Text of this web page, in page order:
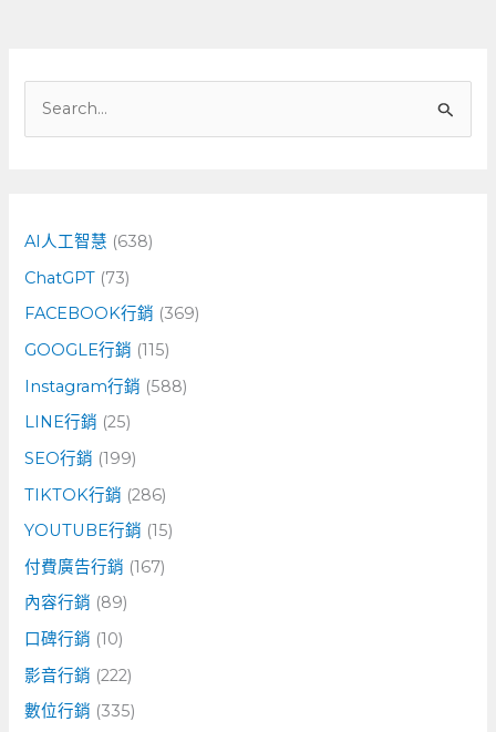
字
:
AI人工智慧 (638)
ChatGPT (73)
FACEBOOK行銷 (369)
GOOGLE行銷 (115)
Instagram行銷 (588)
LINE行銷 (25)
SEO行銷 (199)
TIKTOK行銷 (286)
YOUTUBE行銷 (15)
付費廣告行銷 (167)
內容行銷 (89)
口碑行銷 (10)
影音行銷 (222)
數位行銷 (335)